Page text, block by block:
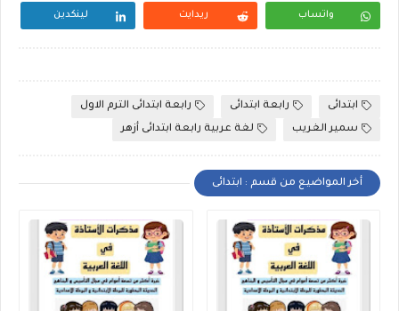
واتساب ريدايت لينكدين
ابتدائى رابعة ابتدائى
رابعة ابتدائى الترم الاول
سمير الغريب
لغة عربية رابعة ابتدائى أزهر
أخر المواضيع من قسم : ابتدائى